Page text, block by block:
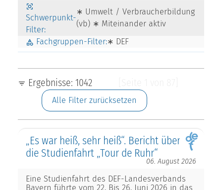
Schwerpunkt-
Filter:
∗ Umwelt / Verbraucherbildung
(vb) ∗ Miteinander aktiv
Fachgruppen-Filter:∗ DEF
Ergebnisse: 1042
Alle Filter zurücksetzen
„Es war heiß, sehr heiß“. Bericht über
die Studienfahrt „Tour de Ruhr“
06. August 2026
Eine Studienfahrt des DEF-Landesverbands
Bayern führte vom 22. Bis 26. Juni 2026 in das